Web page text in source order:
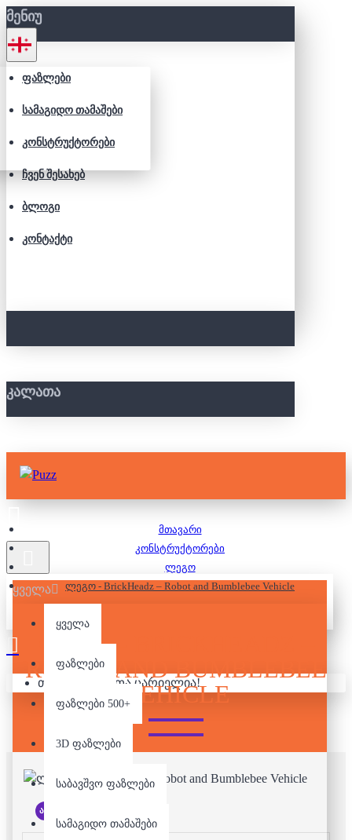
ᲛᲔᲜᲘᲣ
ᲤᲐᲖᲚᲔᲑᲘ
ᲡᲐᲛᲐᲒᲘᲓᲝ ᲗᲐᲛᲐᲨᲔᲑᲘ
ᲙᲝᲜᲡᲢᲠᲣᲥᲢᲝᲠᲔᲑᲘ
ᲩᲕᲔᲜ ᲨᲔᲡᲐᲮᲔᲑ
ᲑᲚᲝᲒᲘ
ᲙᲝᲜᲢᲐᲥᲢᲘ
ᲙᲐᲚᲐᲗᲐ
ყველა
ყველა
ფაზლები
ფაზლები 500+
3D ფაზლები
საბავშვო ფაზლები
სამაგიდო თამაშები
თქვენი კალათა ცარიელია!
მთავარი
კონსტრუქტორები
ლეგო
ლეგო - BrickHeadz – Robot and Bumblebee Vehicle
ᲚᲔᲒᲝ - BRICKHEADZ –
ROBOT AND BUMBLEBEE
VEHICLE
არ არის მარაგში